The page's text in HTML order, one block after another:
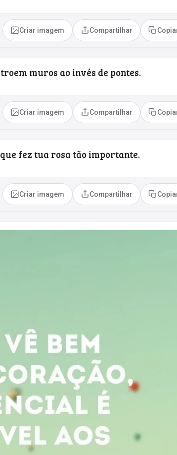
Criar imagem Compartilhar
muros ao invés de pontes.
Criar imagem Compartilhar
fez tua rosa tão importante.
Criar imagem Compartilhar